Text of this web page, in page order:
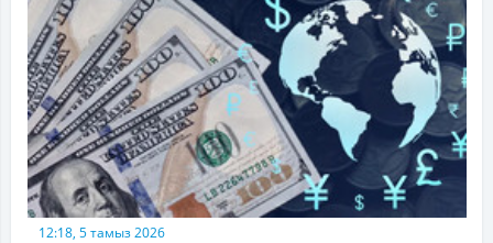
12:18, 5 тамыз 2026